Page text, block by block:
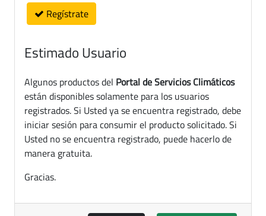
Regístrate
Estimado Usuario
Algunos productos del Portal de Servicios Climáticos
están disponibles solamente para los usuarios
registrados. Si Usted ya se encuentra registrado, debe
iniciar sesión para consumir el producto solicitado. Si
Usted no se encuentra registrado, puede hacerlo de
manera gratuita.
Gracias.